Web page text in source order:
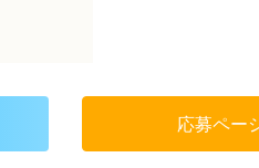
応募ペー